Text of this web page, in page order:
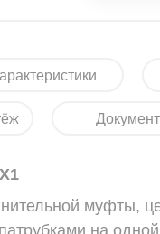
муфты,
на